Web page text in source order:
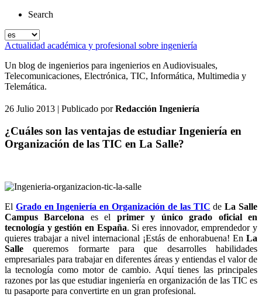
Search
Actualidad académica y profesional sobre ingeniería
Un blog de ingenierios para ingenierios en Audiovisuales,
Telecomunicaciones, Electrónica, TIC, Informática, Multimedia y
Telemática.
26 Julio 2013 | Publicado porRedacción Ingeniería
¿Cuáles son las ventajas de estudiar Ingeniería en
Organización de las TIC en La Salle?
El Grado en Ingeniería en Organización de las TIC deLa Salle
Campus Barcelona es el primer y único grado oficial en
tecnología y gestión en España. Si eres innovador, emprendedor y
quieres trabajar a nivel internacional ¡Estás de enhorabuena! En La
Salle queremos formarte para que desarrolles habilidades
empresariales para trabajar en diferentes áreas y entiendas el valor de
la tecnología como motor de cambio. Aquí tienes las principales
razones por las que estudiar ingeniería en organización de las TIC es
tu pasaporte para convertirte en un gran profesional.